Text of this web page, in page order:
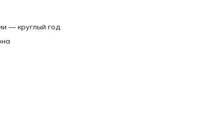
— круглый год